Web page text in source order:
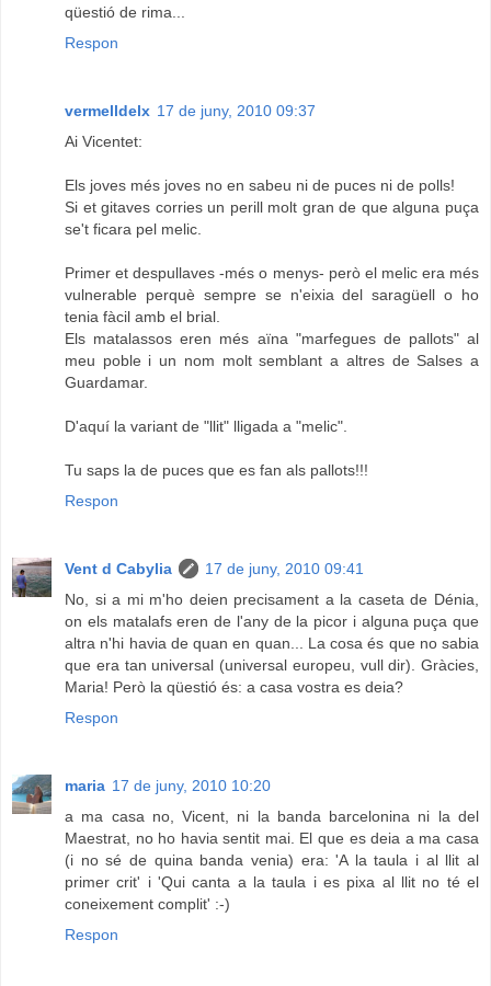
qüestió de rima...
Respon
vermelldelx 17 de juny, 2010 09:37
Ai Vicentet:
Els joves més joves no en sabeu ni de puces ni de polls!
Si et gitaves corries un perill molt gran de que alguna puça
se't ficara pel melic.
Primer et despullaves -més o menys- però el melic era més
vulnerable perquè sempre se n'eixia del saragüell o ho
tenia fàcil amb el brial.
Els matalassos eren més aïna "marfegues de pallots" al
meu poble i un nom molt semblant a altres de Salses a
Guardamar.
D'aquí la variant de "llit" lligada a "melic".
Tu saps la de puces que es fan als pallots!!!
Respon
Vent d Cabylia
17 de juny, 2010 09:41
No, si a mi m'ho deien precisament a la caseta de Dénia,
on els matalafs eren de l'any de la picor i alguna puça que
altra n'hi havia de quan en quan... La cosa és que no sabia
que era tan universal (universal europeu, vull dir). Gràcies,
Maria! Però la qüestió és: a casa vostra es deia?
Respon
maria 17 de juny, 2010 10:20
a ma casa no, Vicent, ni la banda barcelonina ni la del
Maestrat, no ho havia sentit mai. El que es deia a ma casa
(i no sé de quina banda venia) era: 'A la taula i al llit al
primer crit' i 'Qui canta a la taula i es pixa al llit no té el
coneixement complit' :-)
Respon